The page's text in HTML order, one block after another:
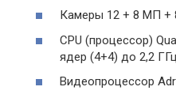
Камеры 12 + 8 МП +
CPU (процессор)
ядер (4+4) до 2,2
Видеопроцессор